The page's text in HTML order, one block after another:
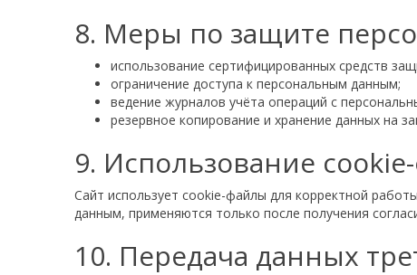
8. Меры по защите
использование сертифицированных средств
ограничение доступа к персональным данным;
ведение журналов учёта операций с
резервное копирование и хранение данных на
9. Использование
Сайт использует cookie-файлы для корректной
данным, применяются только после получения
10. Передача данных